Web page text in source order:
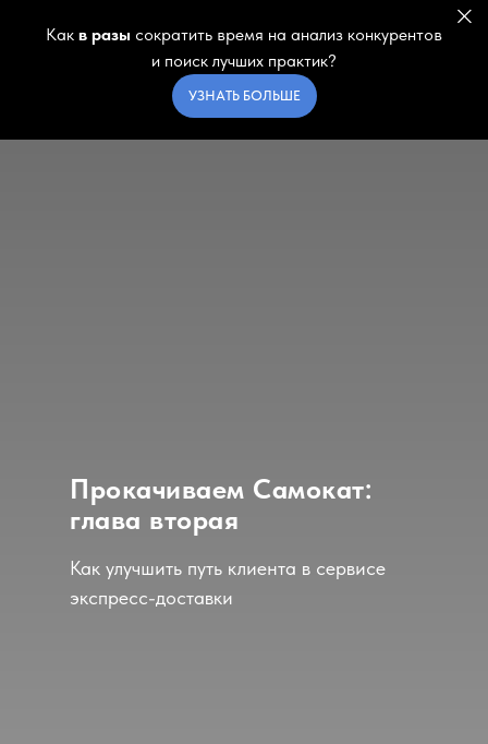
Как в разы сократить время на анализ конкурентов
и поиск лучших практик?
УЗНАТЬ БОЛЬШЕ
Прокачиваем Самокат:
глава вторая
Как улучшить путь клиента в сервисе
экспресс-доставки